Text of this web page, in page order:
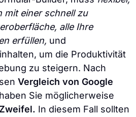
mit einer schnell zu
alle Ihre
erfüllen, und
um die Produktivität
zu steigern. Nach
Vergleich von Google
haben Sie möglicherweise
In diesem Fall sollten